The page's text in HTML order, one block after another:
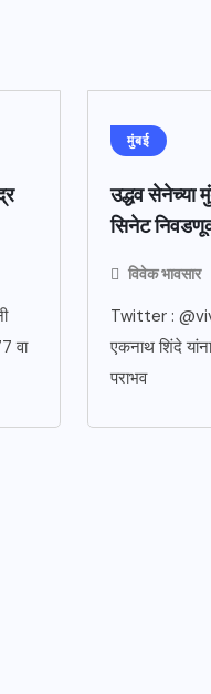
वा
मुंबई
उद्धव सेनेच्या
सिनेट
विवेक भावसार
Twitter :
एकनाथ शिंदे
पराभव